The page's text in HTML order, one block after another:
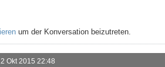
um der Konversation beizutreten.
Okt 2015 22:48